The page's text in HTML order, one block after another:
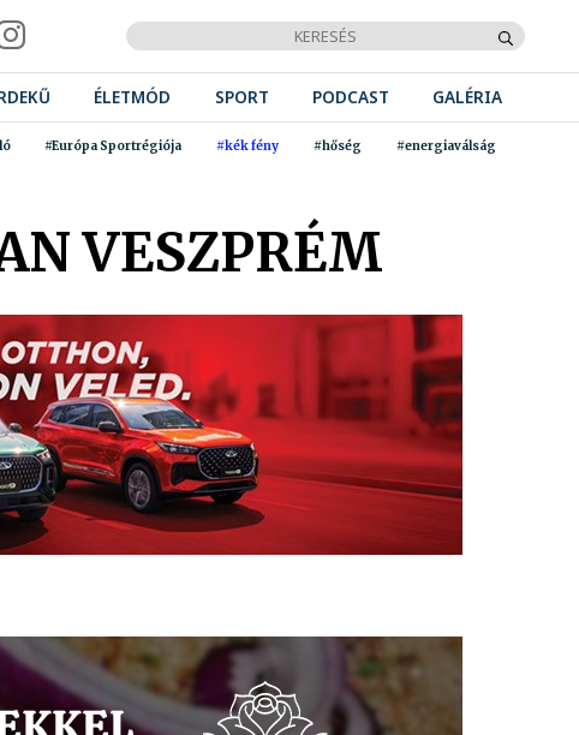
ÉLETMÓD SPORT PODCAST GALÉRIA
#Európa Sportrégiója #kék fény #hőség #energiaválság
VESZPRÉM